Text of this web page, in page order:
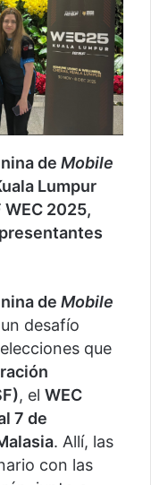
de Mobile
Lumpur
2025,
de Mobile
desafío
que
, el WEC
7 de
. Allí, las
con las